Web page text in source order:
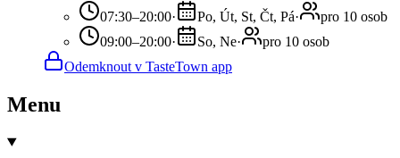
07:30–20:00· Po, Út, St, Čt, Pá·
pro 10 osob
09:00–20:00· So, Ne·
pro 10 osob
Odemknout v TasteTown app
Menu